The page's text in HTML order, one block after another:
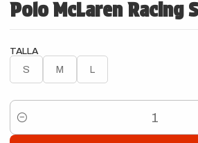
Polo McLaren Racing
TALLA
S M L
Cantidad